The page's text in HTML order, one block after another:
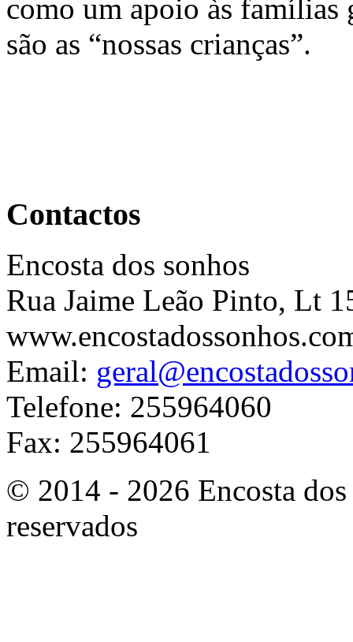
como um apoio às famílias
são as “nossas crianças”.
Contactos
Encosta dos sonhos
Rua Jaime Leão Pinto, Lt
Email:
Telefone: 255964060
Fax: 255964061
© 2014 - 2026 Encosta
reservados